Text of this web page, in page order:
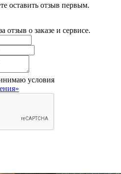
оставить отзыв первым.
о заказе и сервисе.
условия